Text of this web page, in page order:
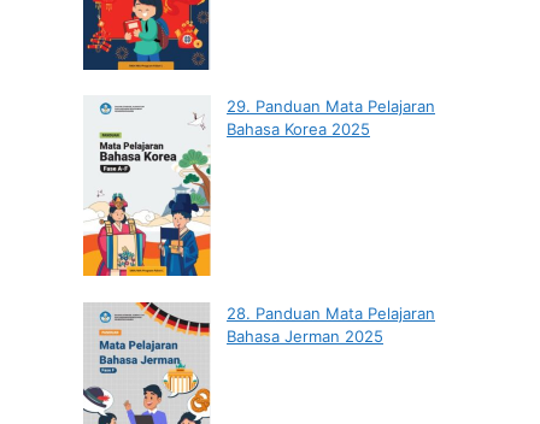
29. Panduan Mata Pelajaran
Bahasa Korea 2025
28. Panduan Mata Pelajaran
Bahasa Jerman 2025